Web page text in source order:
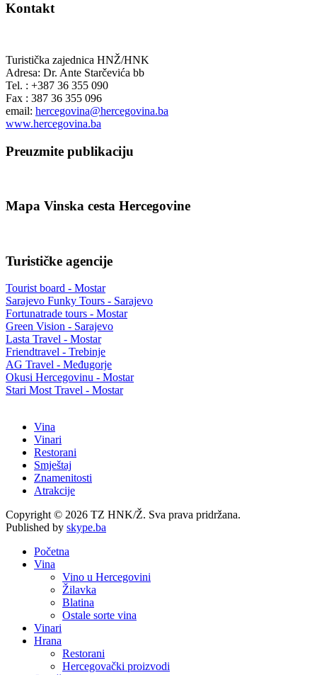
Kontakt
Turistička zajednica HNŽ/HNK
Adresa: Dr. Ante Starčevića bb
Tel. : +387 36 355 090
Fax : 387 36 355 096
email: hercegovina@hercegovina.ba
www.hercegovina.ba
Preuzmite publikaciju
Mapa Vinska cesta Hercegovine
Turističke agencije
Tourist board - Mostar
Sarajevo Funky Tours - Sarajevo
Fortunatrade tours - Mostar
Green Vision - Sarajevo
Lasta Travel - Mostar
Friendtravel - Trebinje
AG Travel - Međugorje
Okusi Hercegovinu - Mostar
Stari Most Travel - Mostar
Vina
Vinari
Restorani
Smještaj
Znamenitosti
Atrakcije
Copyright © 2026 TZ HNK/Ž. Sva prava pridržana.
Published by skype.ba
Početna
Vina
Vino u Hercegovini
Žilavka
Blatina
Ostale sorte vina
Vinari
Hrana
Restorani
Hercegovački proizvodi